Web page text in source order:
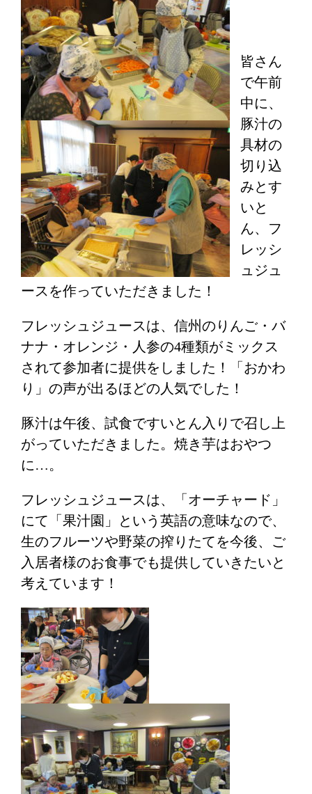
皆さん
で午前
中に、
豚汁の
具材の
切り込
みとす
いと
ん、フ
レッシ
ュジュ
ースを作っていただきました！
フレッシュジュースは、信州のりんご・バ
ナナ・オレンジ・人参の4種類がミックス
されて参加者に提供をしました！「おかわ
り」の声が出るほどの人気でした！
豚汁は午後、試食ですいとん入りで召し上
がっていただきました。焼き芋はおやつ
に…。
フレッシュジュースは、「オーチャード」
にて「果汁園」という英語の意味なので、
生のフルーツや野菜の搾りたてを今後、ご
入居者様のお食事でも提供していきたいと
考えています！